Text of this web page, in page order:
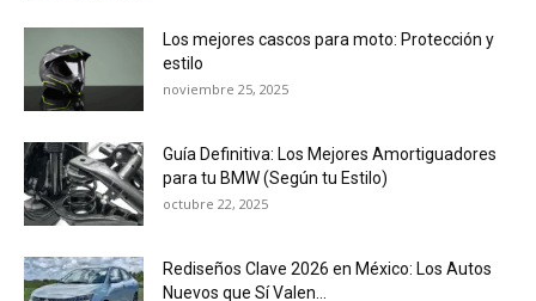
Los mejores cascos para moto: Protección y
estilo
noviembre 25, 2025
Guía Definitiva: Los Mejores Amortiguadores
para tu BMW (Según tu Estilo)
octubre 22, 2025
Rediseños Clave 2026 en México: Los Autos
Nuevos que Sí Valen...